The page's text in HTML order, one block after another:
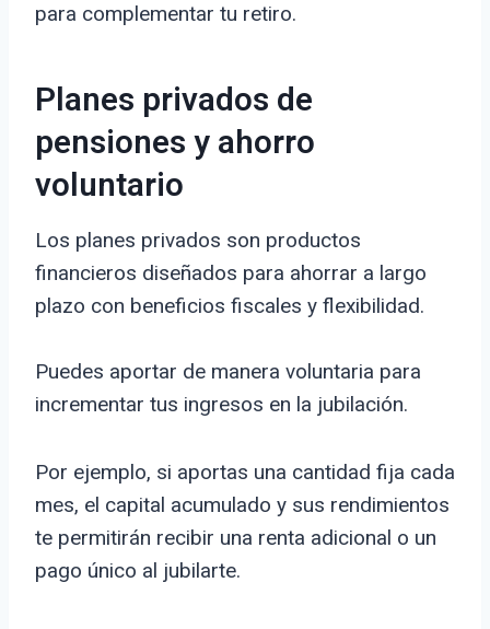
para complementar tu retiro.
Planes privados de
pensiones y ahorro
voluntario
Los planes privados son productos
financieros diseñados para ahorrar a largo
plazo con beneficios fiscales y flexibilidad.
Puedes aportar de manera voluntaria para
incrementar tus ingresos en la jubilación.
Por ejemplo, si aportas una cantidad fija cada
mes, el capital acumulado y sus rendimientos
te permitirán recibir una renta adicional o un
pago único al jubilarte.